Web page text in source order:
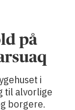
på
i
til alvorlige
borgere.